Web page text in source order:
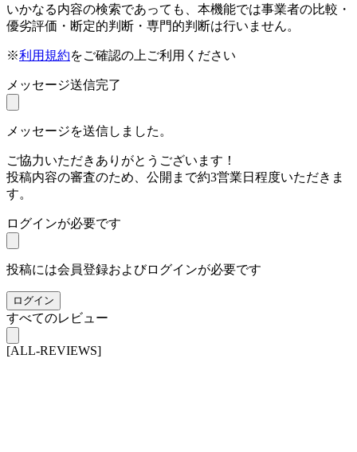
いかなる内容の検索であっても、本機能では事業者の比較・
優劣評価・断定的判断・専門的判断は行いません。
※利用規約をご確認の上ご利用ください
メッセージ送信完了
メッセージを送信しました。
ご協力いただきありがとうございます！
投稿内容の審査のため、公開まで約3営業日程度いただきま
す。
ログインが必要です
投稿には会員登録およびログインが必要です
ログイン
すべてのレビュー
[ALL-REVIEWS]